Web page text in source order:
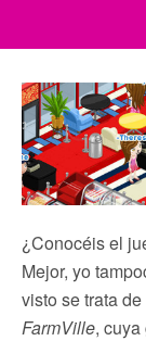
¿Conocéis el
Mejor, yo
visto se trata
FarmVille,